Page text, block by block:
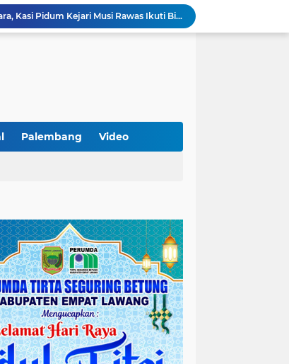
Optimalkan Penanganan Perkara, Kasi Pidum Kejari Musi Rawas Ikuti Bimtek AI dan Big Data
Gelorakan Program Strategis Nasional, Joncik Muhamad Tinjau Proyek Sekolah Rakyat Rp234 Miliar
Palembang Video